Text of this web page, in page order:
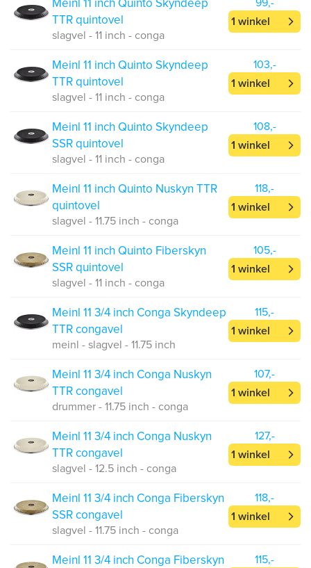
Meinl 11 inch Quinto Skyndeep
TTR quintovel
slagvel - 11 inch - conga
99,-
1 winkel
Meinl 11 inch Quinto Skyndeep
TTR quintovel
slagvel - 11 inch - conga
103,-
1 winkel
Meinl 11 inch Quinto Skyndeep
SSR quintovel
slagvel - 11 inch - conga
108,-
1 winkel
Meinl 11 inch Quinto Nuskyn TTR
quintovel
slagvel - 11.75 inch - conga
118,-
1 winkel
Meinl 11 inch Quinto Fiberskyn
SSR quintovel
slagvel - 11 inch - conga
105,-
1 winkel
Meinl 11 3/4 inch Conga Skyndeep
TTR congavel
meinl - slagvel - 11.75 inch
115,-
1 winkel
Meinl 11 3/4 inch Conga Nuskyn
TTR congavel
drummer - 11.75 inch - conga
107,-
1 winkel
Meinl 11 3/4 inch Conga Nuskyn
TTR congavel
slagvel - 12.5 inch - conga
127,-
1 winkel
Meinl 11 3/4 inch Conga Fiberskyn
SSR congavel
slagvel - 11.75 inch - conga
118,-
1 winkel
Meinl 11 3/4 inch Conga Fiberskyn
115,-